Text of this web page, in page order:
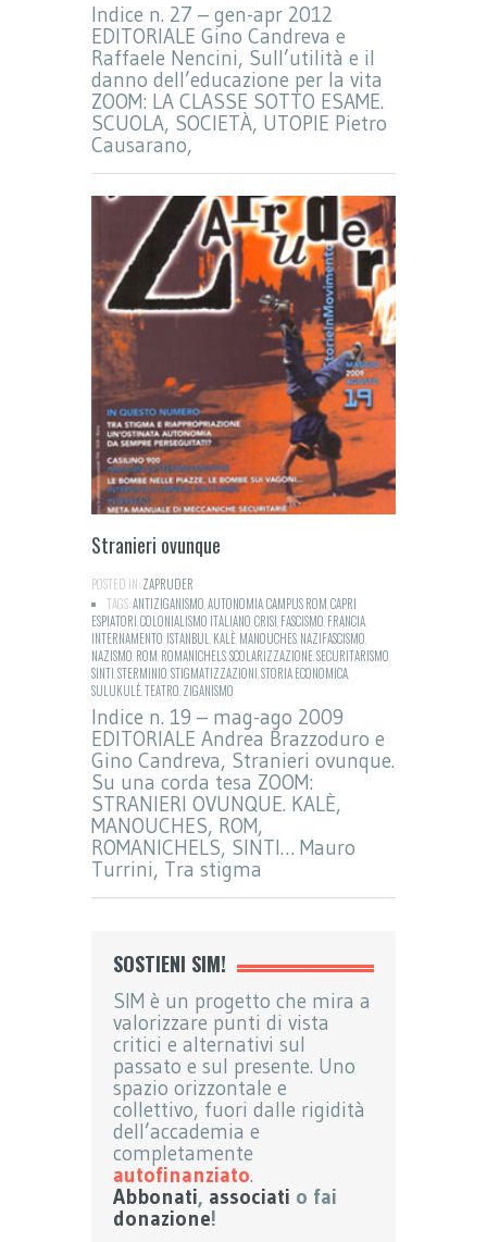
Indice n. 27 – gen-apr 2012
EDITORIALE Gino Candreva e
Raffaele Nencini, Sull’utilità e il
danno dell’educazione per la vita
ZOOM: LA CLASSE SOTTO ESAME.
SCUOLA, SOCIETÀ, UTOPIE Pietro
Causarano,
Stranieri ovunque
POSTED IN:ZAPRUDER
TAGS:ANTIZIGANISMO,AUTONOMIA,CAMPUS ROM,CAPRI
ESPIATORI,COLONIALISMO ITALIANO,CRISI,FASCISMO,FRANCIA,
INTERNAMENTO,ISTANBUL,KALÈ,MANOUCHES,NAZIFASCISMO,
NAZISMO,ROM,ROMANICHELS,SCOLARIZZAZIONE,SECURITARISMO,
SINTI,STERMINIO,STIGMATIZZAZIONI,STORIA ECONOMICA,
SULUKULÈ,TEATRO,ZIGANISMO
Indice n. 19 – mag-ago 2009
EDITORIALE Andrea Brazzoduro e
Gino Candreva, Stranieri ovunque.
Su una corda tesa ZOOM:
STRANIERI OVUNQUE. KALÈ,
MANOUCHES, ROM,
ROMANICHELS, SINTI… Mauro
Turrini, Tra stigma
SOSTIENI SIM!
SIM è un progetto che mira a
valorizzare punti di vista
critici e alternativi sul
passato e sul presente. Uno
spazio orizzontale e
collettivo, fuori dalle rigidità
dell’accademia e
completamente
autofinanziato.
Abbonati, associati o fai
donazione!